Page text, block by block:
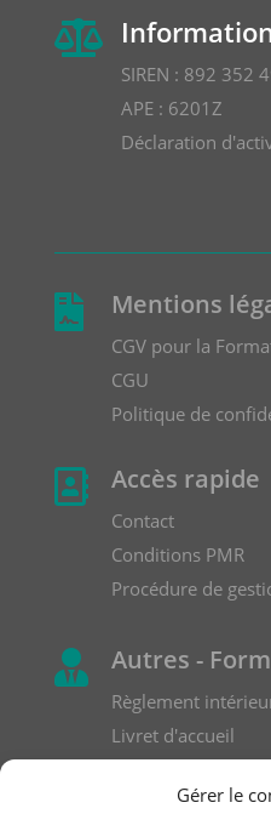
Gérer le

SIREN : 892 352
APE : 6201Z
Déclaration
 Mentions
CGV pour la
CGU
Politique de
 Accès rapide
Contact
Conditions PMR
Procédure de
 Autres -
Règlement
Livret d'accueil